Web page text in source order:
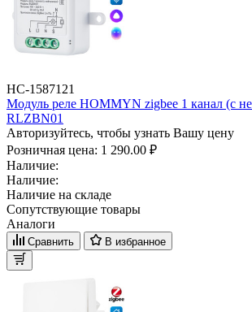
НС-1587121
Модуль реле HOMMYN zigbee 1 канал (с
RLZBN01
Авторизуйтесь, чтобы узнать Вашу цену
Розничная цена: 1 290.00 ₽
Наличие:
Наличие:
Наличие на складе
Сопутствующие товары
Аналоги
Сравнить В избранное